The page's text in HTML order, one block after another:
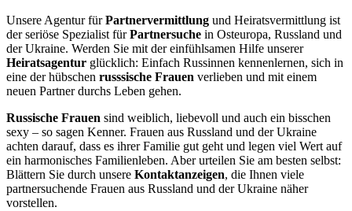
Unsere Agentur fürPartnervermittlung und Heiratsvermittlung ist
der seriöse Spezialist fürPartnersuche in Osteuropa, Russland und
der Ukraine. Werden Sie mit der einfühlsamen Hilfe unserer
Heiratsagentur glücklich: Einfach Russinnen kennenlernen, sich in
eine der hübschen russsische Frauen verlieben und mit einem
neuen Partner durchs Leben gehen.
Russische Frauen sind weiblich, liebevoll und auch ein bisschen
sexy – so sagen Kenner. Frauen aus Russland und der Ukraine
achten darauf, dass es ihrer Familie gut geht und legen viel Wert auf
ein harmonisches Familienleben. Aber urteilen Sie am besten selbst:
Blättern Sie durch unsere Kontaktanzeigen, die Ihnen viele
partnersuchende Frauen aus Russland und der Ukraine näher
vorstellen.